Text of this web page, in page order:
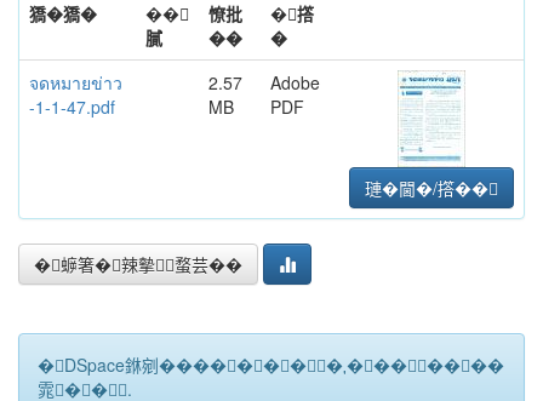
獢�獢�
��
膩
憭批
��
�撘
�
จดหมายข่าว
-1-1-47.pdf
2.57
MB
Adobe
PDF
璉�閫�/撘��
�蝷箸�辣摰蝥芸��
�DSpace銝剜�������★��������
雿��.